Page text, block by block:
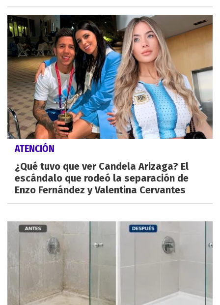
ATENCIÓN
¿Qué tuvo que ver Candela Arizaga? El
escándalo que rodeó la separación de
Enzo Fernández y Valentina Cervantes